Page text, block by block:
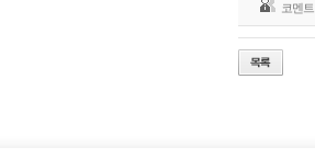
코멘트